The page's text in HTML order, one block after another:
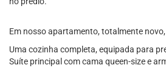
Em nosso apartamento, totalmente
Uma cozinha completa, equipada para
Suíte principal com cama queen-size e